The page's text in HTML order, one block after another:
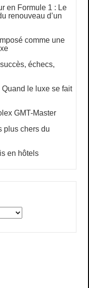
en Formule 1 : Le
renouveau d’un
comme une
échecs,
Quand le luxe se fait
GMT-Master
plus chers du
en hôtels